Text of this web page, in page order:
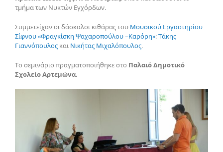
τμήμα των Νυκτών Εγχόρδων.
Συμμετείχαν οι δάσκαλοι κιθάρας του Μουσικού Εργαστηρίου
Σίφνου «Φραγκίσκη Ψαχαροπούλου –Καρόρη»:Τάκης
Γιαννόπουλος και Νικήτας Μιχαλόπουλος.
Το σεμινάριο πραγματοποιήθηκε στο Παλαιό Δημοτικό
Σχολείο Αρτεμώνα.